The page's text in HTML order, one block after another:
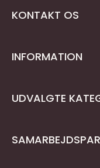
KONTAKT OS
Telefon: +4531 106
INFORMATION
Kontaktinformation
UDVALGTE
Kølebokse & Tilbehør